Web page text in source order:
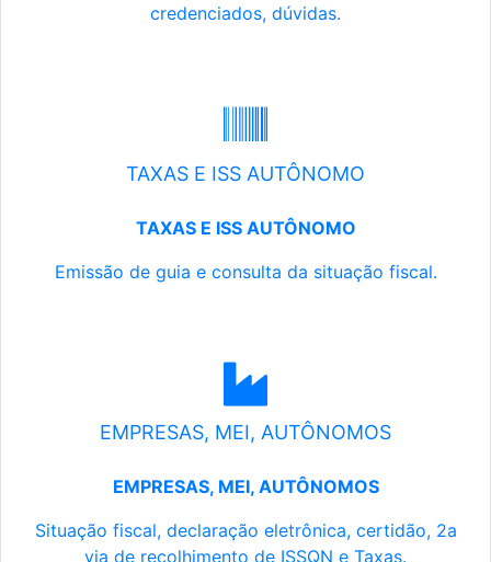
credenciados, dúvidas.
TAXAS E ISS AUTÔNOMO
TAXAS E ISS AUTÔNOMO
Emissão de guia e consulta da situação fiscal.
EMPRESAS, MEI, AUTÔNOMOS
EMPRESAS, MEI, AUTÔNOMOS
Situação fiscal, declaração eletrônica, certidão, 2a
via de recolhimento de ISSQN e Taxas.